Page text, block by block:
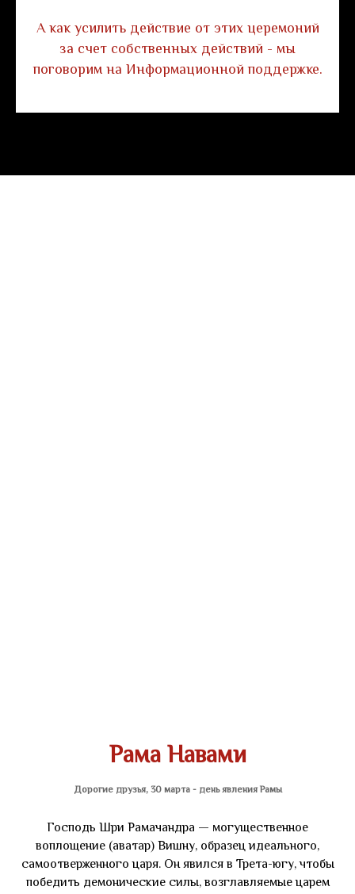
А как усилить действие от этих церемоний
за счет собственных действий - мы
поговорим на Информационной поддержке.
Рама Навами
Дорогие друзья, 30 марта - день явления Рамы
Господь Шри Рамачандра — могущественное
воплощение (аватар) Вишну, образец идеального,
самоотверженного царя. Он явился в Трета-югу, чтобы
победить демонические силы, возглавляемые царем